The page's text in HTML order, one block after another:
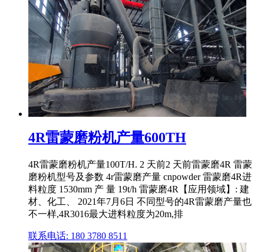
4R雷蒙磨粉机产量600TH
4R雷蒙磨粉机产量100T/H. 2 天前2 天前雷蒙磨4R 雷蒙
磨粉机型号及参数 4r雷蒙磨产量 cnpowder 雷蒙磨4R进
料粒度 1530mm 产 量 19t/h 雷蒙磨4R【应用领域】: 建
材、化工、 2021年7月6日 不同型号的4R雷蒙磨产量也
不一样,4R3016最大进料粒度为20m,排
联系电话: 180 3780 8511